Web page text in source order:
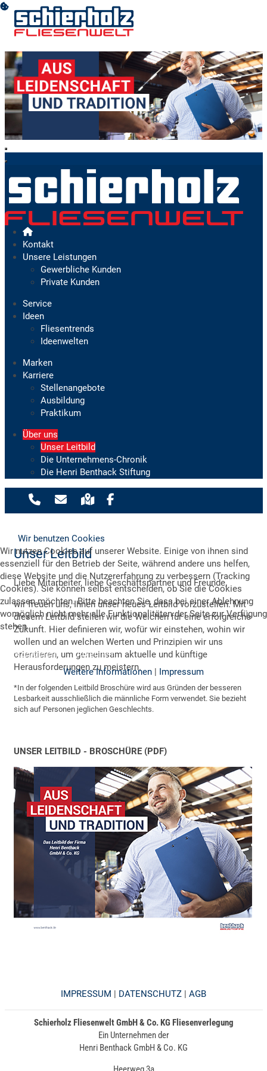
Kontakt
Unsere Leistungen
Gewerbliche Kunden
Private Kunden
Service
Ideen
Fliesentrends
Ideenwelten
Marken
Karriere
Stellenangebote
Ausbildung
Praktikum
Über uns
Unser Leitbild
Die Unternehmens-Chronik
Die Henri Benthack Stiftung
Unser Leitbild
Liebe Mitarbeiter, liebe Geschäftspartner und Freunde,
wir freuen uns, Ihnen unser neues Leitbild vorzustellen. Mit
diesem Leitbild stellen wir die Weichen für eine erfolgreiche
Zukunft. Hier definieren wir, wofür wir einstehen, wohin wir
wollen und an welchen Werten und Prinzipien wir uns
orientieren, um gemeinsam aktuelle und künftige
Herausforderungen zu meistern.
*In der folgenden Leitbild Broschüre wird aus Gründen der besseren
Lesbarkeit ausschließlich die männliche Form verwendet. Sie bezieht
sich auf Personen jeglichen Geschlechts.
UNSER LEITBILD - BROSCHÜRE (PDF)
IMPRESSUM | DATENSCHUTZ | AGB
Schierholz Fliesenwelt GmbH & Co. KG Fliesenverlegung
Ein Unternehmen der
Henri Benthack GmbH & Co. KG
Wir benutzen Cookies
Wir nutzen Cookies auf unserer Website. Einige von ihnen sind
essenziell für den Betrieb der Seite, während andere uns helfen,
diese Website und die Nutzererfahrung zu verbessern (Tracking
Cookies). Sie können selbst entscheiden, ob Sie die Cookies
zulassen möchten. Bitte beachten Sie, dass bei einer Ablehnung
womöglich nicht mehr alle Funktionalitäten der Seite zur Verfügung
stehen.
Akzeptieren
Ablehnen
Weitere Informationen | Impressum